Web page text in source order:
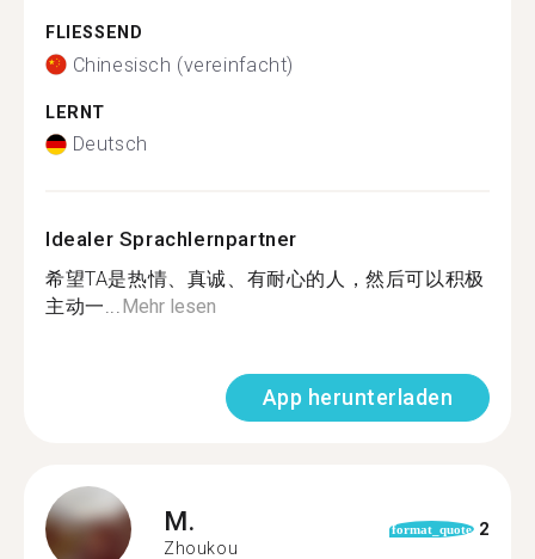
FLIESSEND
Chinesisch (vereinfacht)
LERNT
Deutsch
Idealer Sprachlernpartner
希望TA是热情、真诚、有耐心的人，然后可以积极
主动一...Mehr lesen
App herunterladen
M.
Zhoukou
format_quote 2